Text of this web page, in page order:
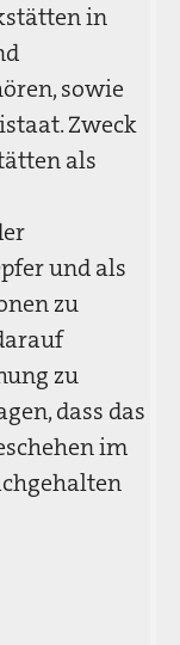
in
sowie
Zweck
als
und als
zu
zu
dass das
im